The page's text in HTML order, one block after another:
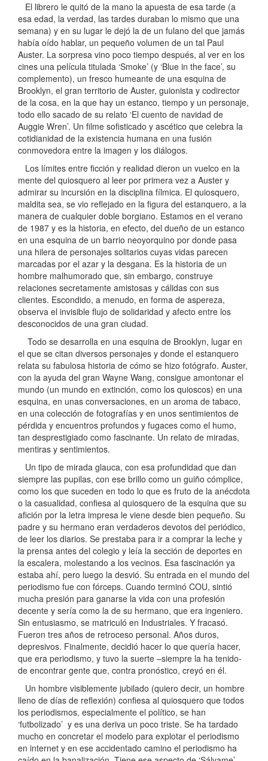
El librero le quitó de la mano la apuesta de esa tarde (a
esa edad, la verdad, las tardes duraban lo mismo que una
semana) y en su lugar le dejó la de un fulano del que jamás
había oído hablar, un pequeño volumen de un tal Paul
Auster. La sorpresa vino poco tiempo después, al ver en los
cines una película titulada ‘Smoke’ (y ‘Blue in the face’, su
complemento), un fresco humeante de una esquina de
Brooklyn, el gran territorio de Auster, guionista y codirector
de la cosa, en la que hay un estanco, tiempo y un personaje,
todo ello sacado de su relato ‘El cuento de navidad de
Auggie Wren’. Un filme sofisticado y ascético que celebra la
cotidianidad de la existencia humana en una fusión
conmovedora entre la imagen y los diálogos.
Los límites entre ficción y realidad dieron un vuelco en la
mente del quiosquero al leer por primera vez a Auster y
admirar su incursión en la disciplina fílmica. El quiosquero,
maldita sea, se vio reflejado en la figura del estanquero, a la
manera de cualquier doble borgiano. Estamos en el verano
de 1987 y es la historia, en efecto, del dueño de un estanco
en una esquina de un barrio neoyorquino por donde pasa
una hilera de personajes solitarios cuyas vidas parecen
marcadas por el azar y la desgana. Es la historia de un
hombre malhumorado que, sin embargo, construye
relaciones secretamente amistosas y cálidas con sus
clientes. Escondido, a menudo, en forma de aspereza,
observa el invisible flujo de solidaridad y afecto entre los
desconocidos de una gran ciudad.
Todo se desarrolla en una esquina de Brooklyn, lugar en
el que se citan diversos personajes y donde el estanquero
relata su fabulosa historia de cómo se hizo fotógrafo. Auster,
con la ayuda del gran Wayne Wang, consigue amontonar el
mundo (un mundo en extinción, como los quioscos) en una
esquina, en unas conversaciones, en un aroma de tabaco,
en una colección de fotografías y en unos sentimientos de
pérdida y encuentros profundos y fugaces como el humo,
tan desprestigiado como fascinante. Un relato de miradas,
mentiras y sentimientos.
Un tipo de mirada glauca, con esa profundidad que dan
siempre las pupilas, con ese brillo como un guiño cómplice,
como los que suceden en todo lo que es fruto de la anécdota
o la casualidad, confiesa al quiosquero de la esquina que su
afición por la letra impresa le viene desde bien pequeño. Su
padre y su hermano eran verdaderos devotos del periódico,
de leer los diarios. Se prestaba para ir a comprar la leche y
la prensa antes del colegio y leía la sección de deportes en
la escalera, molestando a los vecinos. Esa fascinación ya
estaba ahí, pero luego la desvió. Su entrada en el mundo del
periodismo fue con fórceps. Cuando terminó COU, sintió
mucha presión para ganarse la vida con una profesión
decente y sería como la de su hermano, que era ingeniero.
Sin entusiasmo, se matriculó en Industriales. Y fracasó.
Fueron tres años de retroceso personal. Años duros,
depresivos. Finalmente, decidió hacer lo que quería hacer,
que era periodismo, y tuvo la suerte –siempre la ha tenido-
de encontrar gente que, contra pronóstico, creyó en él.
Un hombre visiblemente jubilado (quiero decir, un hombre
lleno de días de reflexión) confiesa al quiosquero que todos
los periodismos, especialmente el político, se han
‘futbolizado’ y es una deriva un poco triste. Se ha tardado
mucho en concretar el modelo para explotar el periodismo
en internet y en ese accidentado camino el periodismo ha